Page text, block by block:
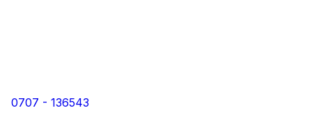
0707 - 136543